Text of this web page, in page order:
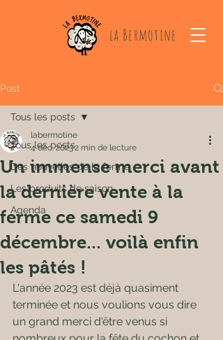
la Bermotine
Post
Tous les posts
Des nouvelles de la ferme
Les produits de saison
Agenda
Tous les posts
Un immense merci avant
la dernière vente à la
ferme ce samedi 9
décembre... voilà enfin
les pâtés !
labermotine
4 déc. 20232 min de lecture
L'année 2023 est déjà quasiment
terminée et nous voulions vous dire
un grand merci d'être venus si